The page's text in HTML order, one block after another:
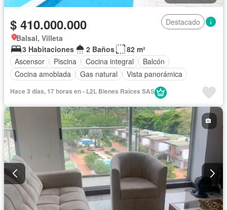
$ 410.000.000
Destacado
Balsal, Villeta
3 Habitaciones
2 Baños
82 m²
Ascensor
Piscina Cocina integral
Balcón
Cocina amoblada
Gas natural Vista panorámica
Hace 3 días, 17 horas en - L2L Bienes Raíces SAS